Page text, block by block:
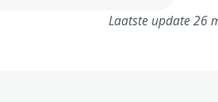
Laatste update 26